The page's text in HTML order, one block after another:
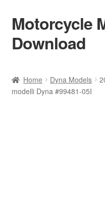
Skip
to
navigation
Skip
to
content
Motorcycle
Download
Shop
Home Dyna Models
modelli Dyna #99481-05I